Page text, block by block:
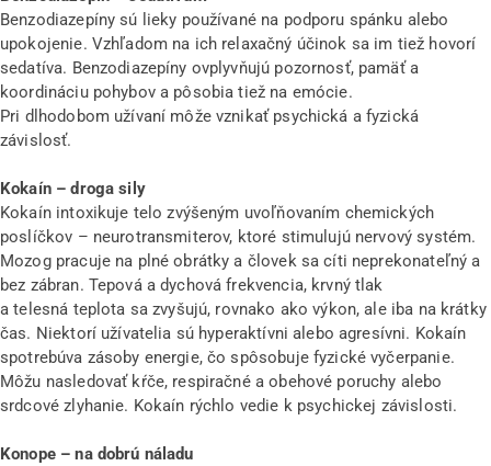
Benzodiazepíny sú lieky používané na podporu spánku alebo
upokojenie. Vzhľadom na ich relaxačný účinok sa im tiež hovorí
sedatíva. Benzodiazepíny ovplyvňujú pozornosť, pamäť a
koordináciu pohybov a pôsobia tiež na emócie.
Pri dlhodobom užívaní môže vznikať psychická a fyzická
závislosť.
Kokaín – droga sily
Kokaín intoxikuje telo zvýšeným uvoľňovaním chemických
poslíčkov – neurotransmiterov, ktoré stimulujú nervový systém.
Mozog pracuje na plné obrátky a človek sa cíti neprekonateľný a
bez zábran. Tepová a dychová frekvencia, krvný tlak
a telesná teplota sa zvyšujú, rovnako ako výkon, ale iba na krátky
čas. Niektorí užívatelia sú hyperaktívni alebo agresívni. Kokaín
spotrebúva zásoby energie, čo spôsobuje fyzické vyčerpanie.
Môžu nasledovať kŕče, respiračné a obehové poruchy alebo
srdcové zlyhanie. Kokaín rýchlo vedie k psychickej závislosti.
Konope – na dobrú náladu